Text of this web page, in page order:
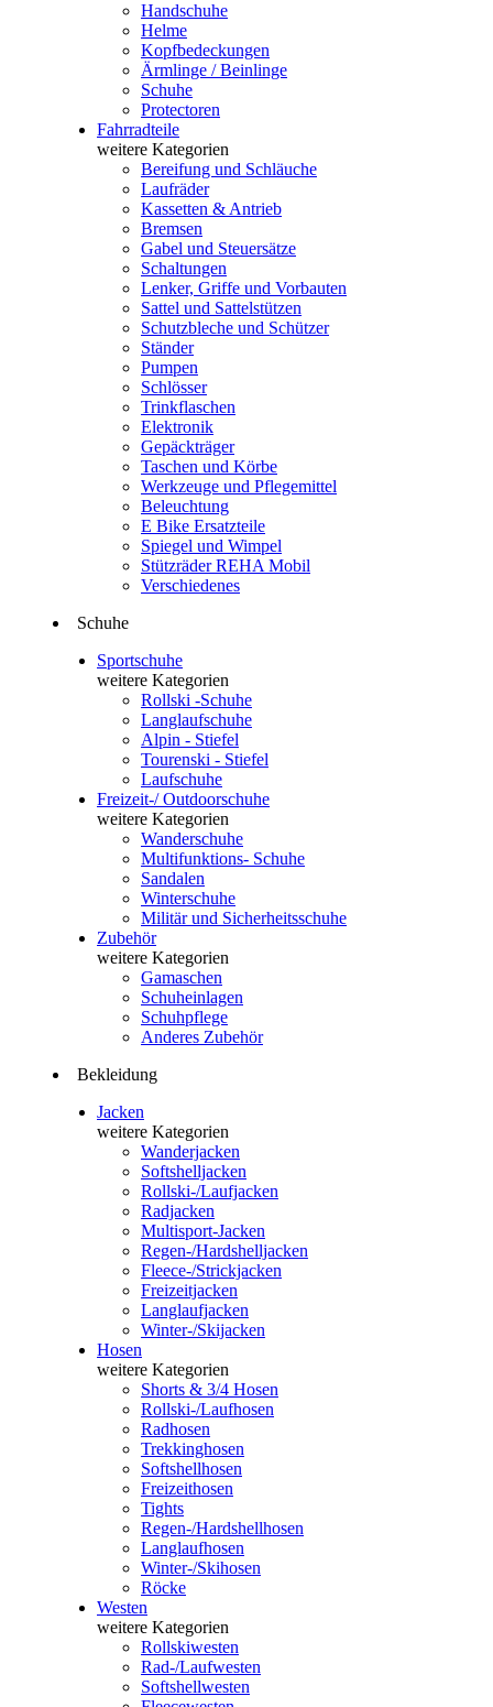
Handschuhe
Helme
Kopfbedeckungen
Ärmlinge / Beinlinge
Schuhe
Protectoren
Fahrradteile
weitere Kategorien
Bereifung und Schläuche
Laufräder
Kassetten & Antrieb
Bremsen
Gabel und Steuersätze
Schaltungen
Lenker, Griffe und Vorbauten
Sattel und Sattelstützen
Schutzbleche und Schützer
Ständer
Pumpen
Schlösser
Trinkflaschen
Elektronik
Gepäckträger
Taschen und Körbe
Werkzeuge und Pflegemittel
Beleuchtung
E Bike Ersatzteile
Spiegel und Wimpel
Stützräder REHA Mobil
Verschiedenes
Schuhe
Sportschuhe
weitere Kategorien
Rollski -Schuhe
Langlaufschuhe
Alpin - Stiefel
Tourenski - Stiefel
Laufschuhe
Freizeit-/ Outdoorschuhe
weitere Kategorien
Wanderschuhe
Multifunktions- Schuhe
Sandalen
Winterschuhe
Militär und Sicherheitsschuhe
Zubehör
weitere Kategorien
Gamaschen
Schuheinlagen
Schuhpflege
Anderes Zubehör
Bekleidung
Jacken
weitere Kategorien
Wanderjacken
Softshelljacken
Rollski-/Laufjacken
Radjacken
Multisport-Jacken
Regen-/Hardshelljacken
Fleece-/Strickjacken
Freizeitjacken
Langlaufjacken
Winter-/Skijacken
Hosen
weitere Kategorien
Shorts & 3/4 Hosen
Rollski-/Laufhosen
Radhosen
Trekkinghosen
Softshellhosen
Freizeithosen
Tights
Regen-/Hardshellhosen
Langlaufhosen
Winter-/Skihosen
Röcke
Westen
weitere Kategorien
Rollskiwesten
Rad-/Laufwesten
Softshellwesten